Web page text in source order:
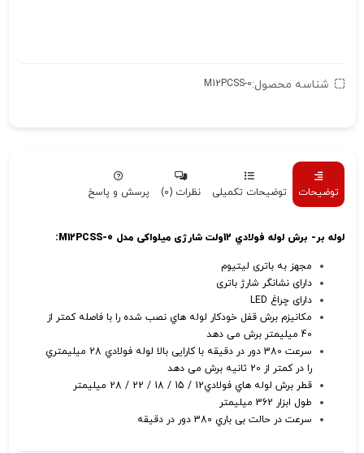
شناسه محصول:M12PCSS-0
توضیحات توضیحات تکمیلی نظرات (0) پرسش و پاسخ
لوله بر- برش لوله فولادي 12ولت شارژی میلواکی مدل M12PCSS-0:
مجهز به باتری لیتیوم
دارای نشانگر شارژ باتری
دارای چراغ LED
مکانیزم برش قفل خودکار لوله هاي نصب شده را با فاصله کمتر از
40 میلیمتر برش می دهد
سرعت 380 دور در دقیقه با کارایی بالا لوله فولادي 28 میلیمتري
را در کمتر از 20 ثانیه برش می دهد
قطر برش لوله هاي فولادي12 / 15 / 18 / 22 / 28 میلیمتر
طول ابزار 362 میلیمتر
سرعت در حالت بی باري 380 دور در دقیقه